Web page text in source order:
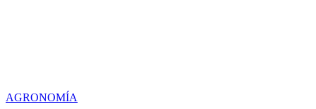
AGRONOMÍA